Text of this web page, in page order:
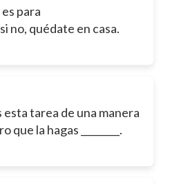
para
y si no, quédate en casa.
tarea de una manera
la hagas ________.